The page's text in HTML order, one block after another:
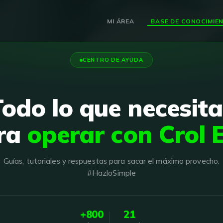
MI ÁREA
CENTRO DE AYUDA
lo que
operar con Crol
Guías, tutoriales y respuestas para sacar el máximo provecho.
#HazloSimple
+800 21